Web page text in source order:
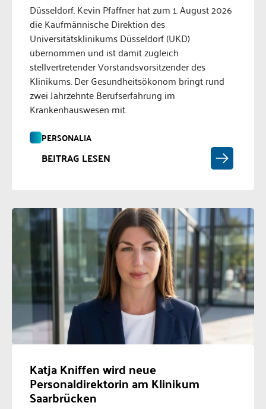
Düsseldorf. Kevin Pfaffner hat zum 1. August 2026
die Kaufmännische Direktion des
Universitätsklinikums Düsseldorf (UKD)
übernommen und ist damit zugleich
stellvertretender Vorstandsvorsitzender des
Klinikums. Der Gesundheitsökonom bringt rund
zwei Jahrzehnte Berufserfahrung im
Krankenhauswesen mit.
PERSONALIA
BEITRAG LESEN
Katja Kniffen wird neue
Personaldirektorin am Klinikum
Saarbrücken